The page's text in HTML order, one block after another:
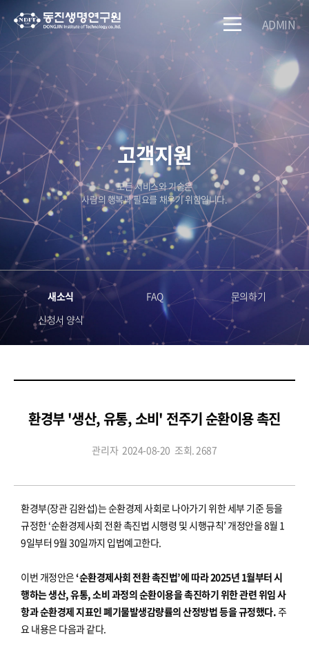
ADMIN
고객지원
모든 서비스와 기술은
사람의 행복과 필요를 채우기 위함입니다.
새소식 FAQ
문의하기
신청서 양식
환경부 '생산, 유통, 소비' 전주기 순환이용 촉진
관리자 2024-08-20 조회. 2687
환경부(장관 김완섭)는 순환경제 사회로 나아가기 위한 세부 기준 등을
규정한 ‘순환경제사회 전환 촉진법 시행령 및 시행규칙’ 개정안을 8월 1
9일부터 9월 30일까지 입법예고한다.
이번 개정안은 ‘순환경제사회 전환 촉진법’에 따라 2025년 1월부터 시
행하는 생산, 유통, 소비 과정의 순환이용을 촉진하기 위한 관련 위임 사
항과 순환경제 지표인 폐기물발생감량률의 산정방법 등을 규정했다.주
요 내용은 다음과 같다.